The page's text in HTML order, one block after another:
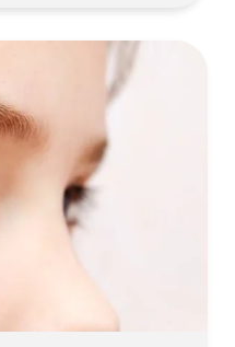
stellt sich
mit zunehmender
die bei ihren
des
sich […]